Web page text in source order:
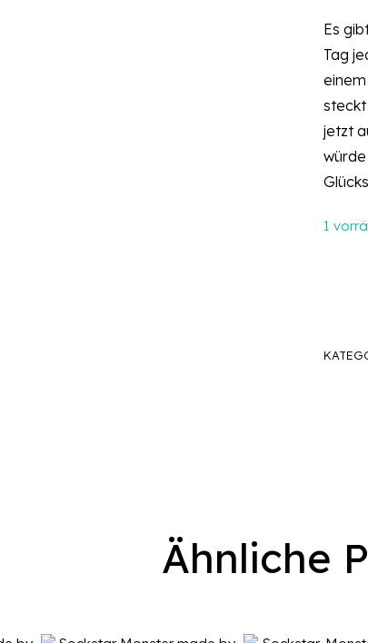
Es
Tag
steckt
jetzt
1
Ähnliche